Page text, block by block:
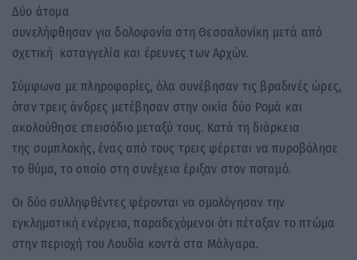
Δύο άτομα
συνελήφθησαν για δολοφονία στη Θεσσαλονίκη μετά από
σχετική καταγγελία και έρευνες των Αρχών.
Σύμφωνα με πληροφορίες, όλα συνέβησαν τις βραδινές ώρες,
όταν τρεις άνδρες μετέβησαν στην οικία δύο Ρομά και
ακολούθησε επεισόδιο μεταξύ τους. Κατά τη διάρκεια
της συμπλοκής, ένας από τους τρεις φέρεται να πυροβόλησε
το θύμα, το οποίο στη συνέχεια έριξαν στον ποταμό.
Οι δύο συλληφθέντες φέρονται να ομολόγησαν την
εγκληματική ενέργεια, παραδεχόμενοι ότι πέταξαν το πτώμα
στην περιοχή του Λουδία κοντά στα Μάλγαρα.